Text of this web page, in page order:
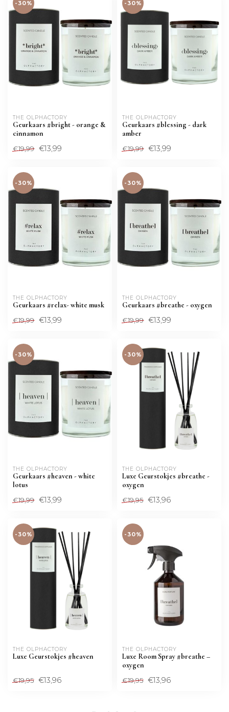
-30%
THE OLPHACTORY
Geurkaars #bright - orange &
cinnamon
€19,99 €13,99
-30%
THE OLPHACTORY
Geurkaars #blessing - dark
amber
€19,99 €13,99
-30%
THE OLPHACTORY
Geurkaars #relax- white musk
€19,99 €13,99
-30%
THE OLPHACTORY
Geurkaars #breathe - oxygen
€19,99 €13,99
-30%
THE OLPHACTORY
Geurkaars #heaven - white
lotus
€19,99 €13,99
-30%
THE OLPHACTORY
Luxe Geurstokjes #breathe -
oxygen
€19,95 €13,96
-30%
THE OLPHACTORY
Luxe Geurstokjes #heaven
€19,95 €13,96
-30%
THE OLPHACTORY
Luxe Room Spray #breathe –
oxygen
€19,95 €13,96